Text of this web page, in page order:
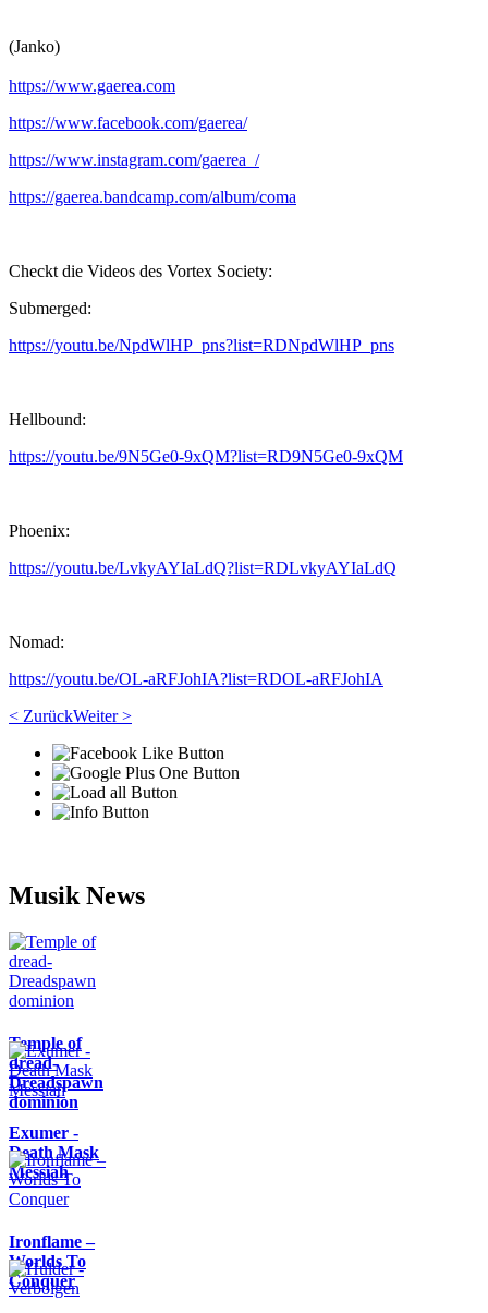
(Janko)
https://www.gaerea.com
https://www.facebook.com/gaerea/
https://www.instagram.com/gaerea_/
https://gaerea.bandcamp.com/album/coma
Checkt die Videos des Vortex Society:
Submerged:
https://youtu.be/NpdWlHP_pns?list=RDNpdWlHP_pns
Hellbound:
https://youtu.be/9N5Ge0-9xQM?list=RD9N5Ge0-9xQM
Phoenix:
https://youtu.be/LvkyAYIaLdQ?list=RDLvkyAYIaLdQ
Nomad:
https://youtu.be/OL-aRFJohIA?list=RDOL-aRFJohIA
< ZurückWeiter >
Musik News
Temple of
dread-
Dreadspawn
dominion
Exumer -
Death Mask
Messiah
Ironflame –
Worlds To
Conquer